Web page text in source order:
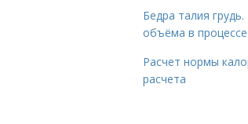
Бедра талия
объёма в
Расчет нормы
расчета